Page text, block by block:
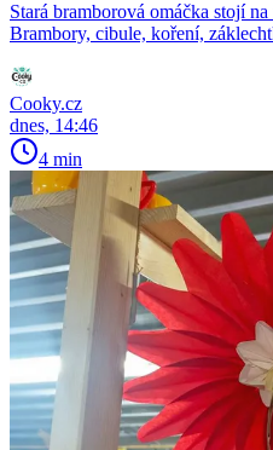
Stará bramborová omáčka stojí
Brambory, cibule, koření,
Cooky.cz
dnes, 14:46
4 min